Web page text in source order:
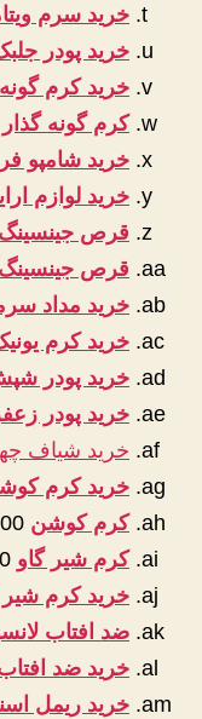
خرید سرم
خرید پودر
خرید کرم گونه
کرم گونه گذار
خرید شامپو
خرید لوازم
قرص جینسینگ
قرص
خرید مداد
خرید کرم
خرید پودر
خرید پودر
خرید شیاف
خرید کرم
کرم کوشن
کرم شیر گاو
خرید کرم شیر
ضد افتاب
خرید ضد
خرید ریمل